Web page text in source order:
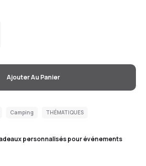
Ajouter Au Panier
Camping THÉMATIQUES
personnalisés pour événements